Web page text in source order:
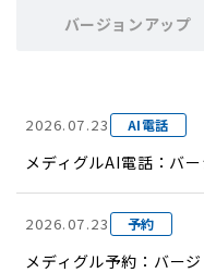
バージョンアップ
2026.07.23 AI電話
メディグルAI電話：バ
2026.07.23 予約
メディグル予約：バー